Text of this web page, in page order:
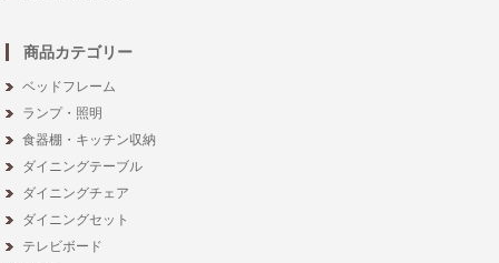
商品カテゴリー
ベッドフレーム
ランプ・照明
食器棚・キッチン収納
ダイニングテーブル
ダイニングチェア
ダイニングセット
テレビボード